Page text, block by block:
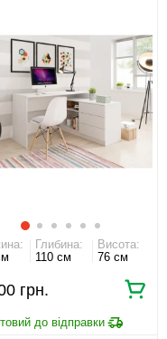
Глибина:
110 см
Висота:
76 см